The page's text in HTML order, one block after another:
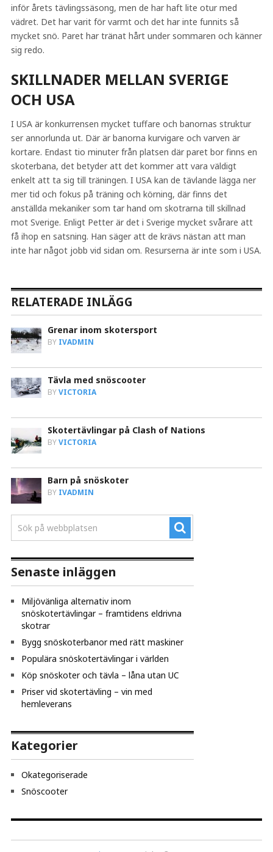
inför årets tävlingssäsong, men de har haft lite otur med
vädret. Det har varit för varmt och det har inte funnits så
mycket snö. Paret har tränat hårt under sommaren och känner
sig redo.
SKILLNADER MELLAN SVERIGE
OCH USA
I USA är konkurrensen mycket tuffare och banornas struktur
ser annorlunda ut. Där är banorna kurvigare och varven är
kortare. Endast tio minuter från platsen där paret bor finns en
skoterbana, det betyder att det kommer att vara väldigt
enkelt att ta sig till träningen. I USA kan de tävlande lägga ner
mer tid och fokus på träning och körning, där finns det
anställda mekaniker som tar hand om skotrarna till skillnad
mot Sverige. Enligt Petter är det i Sverige mycket svårare att
få ihop en satsning. Han säger att de krävs nästan att man
inte har något jobb vid sidan om. Resurserna är inte som i USA.
RELATERADE INLÄGG
Grenar inom skotersport
BY IVADMIN
Tävla med snöscooter
BYVICTORIA
Skotertävlingar på Clash of Nations
BYVICTORIA
Barn på snöskoter
BY IVADMIN
Senaste inläggen
Miljövänliga alternativ inom
snöskotertävlingar – framtidens eldrivna
skotrar
Bygg snöskoterbanor med rätt maskiner
Populära snöskotertävlingar i världen
Köp snöskoter och tävla – låna utan UC
Priser vid skotertävling – vin med
hemleverans
Kategorier
Okategoriserade
Snöscooter